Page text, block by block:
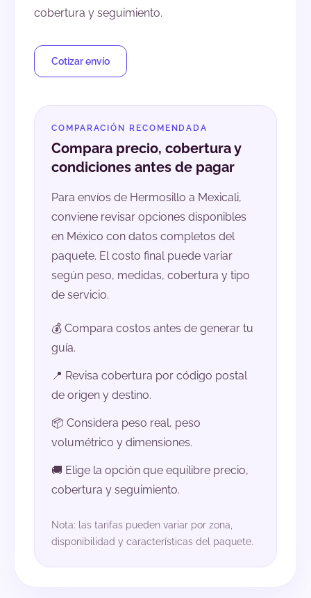
cobertura y seguimiento.
Cotizar envío
COMPARACIÓN RECOMENDADA
Compara precio, cobertura y
condiciones antes de pagar
Para envíos de Hermosillo a Mexicali,
conviene revisar opciones disponibles
en México con datos completos del
paquete. El costo final puede variar
según peso, medidas, cobertura y tipo
de servicio.
💰 Compara costos antes de generar tu
guía.
📍 Revisa cobertura por código postal
de origen y destino.
📦 Considera peso real, peso
volumétrico y dimensiones.
🚚 Elige la opción que equilibre precio,
cobertura y seguimiento.
Nota: las tarifas pueden variar por zona,
disponibilidad y características del paquete.